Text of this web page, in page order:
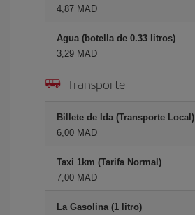
4,87 MAD
Agua (botella de 0.33 litros)
3,29 MAD
Transporte
Billete de Ida (Transporte Local)
6,00 MAD
Taxi 1km (Tarifa Normal)
7,00 MAD
La Gasolina (1 litro)